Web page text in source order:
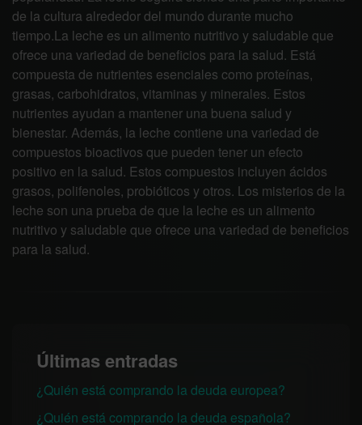
de la cultura alrededor del mundo durante mucho
tiempo.La leche es un alimento nutritivo y saludable que
ofrece una variedad de beneficios para la salud. Está
compuesta de nutrientes esenciales como proteínas,
grasas, carbohidratos, vitaminas y minerales. Estos
nutrientes ayudan a mantener una buena salud y
bienestar. Además, la leche contiene una variedad de
compuestos bioactivos que pueden tener un efecto
positivo en la salud. Estos compuestos incluyen ácidos
grasos, polifenoles, probióticos y otros. Los misterios de la
leche son una prueba de que la leche es un alimento
nutritivo y saludable que ofrece una variedad de beneficios
para la salud.
Últimas entradas
¿Quién está comprando la deuda europea?
¿Quién está comprando la deuda española?